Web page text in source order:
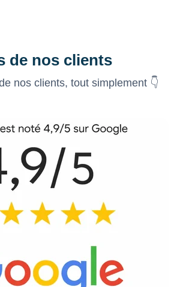
de nos clients
nos clients, tout simplement 👇